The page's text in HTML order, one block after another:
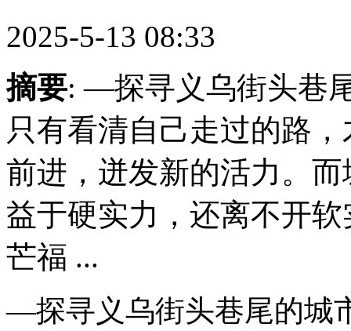
2025-5-13 08:33
摘要: —探寻义乌街头巷
只有看清自己走过的路
前进，迸发新的活力。
益于硬实力，还离不开
芒福 ...
—探寻义乌街头巷尾的城